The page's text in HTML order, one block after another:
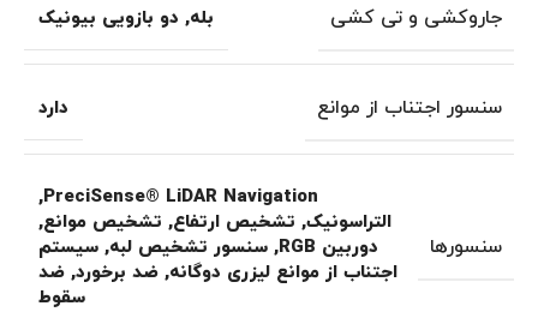
جاروکشی و تی کشی بله, دو بازویی بیونیک
سنسور اجتناب از موانع دارد
سنسورها
PreciSense® LiDAR Navigation
,
التراسونیک, تشخیص ارتفاع, تشخیص موانع,
دوربین RGB
, سنسور تشخیص لبه, سیستم
اجتناب از موانع لیزری دوگانه, ضد برخورد, ضد
سقوط